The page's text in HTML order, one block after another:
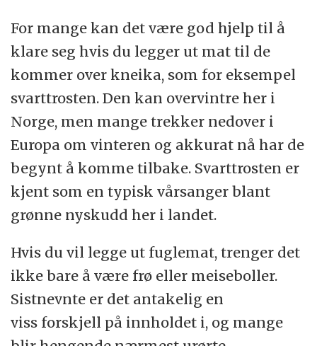
For mange kan det være god hjelp til å
klare seg hvis du legger ut mat til de
kommer over kneika, som for eksempel
svarttrosten. Den kan overvintre her i
Norge, men mange trekker nedover i
Europa om vinteren og akkurat nå har de
begynt å komme tilbake. Svarttrosten er
kjent som en typisk vårsanger blant
grønne nyskudd her i landet.
Hvis du vil legge ut fuglemat, trenger det
ikke bare å være frø eller meiseboller.
Sistnevnte er det antakelig en
viss forskjell på innholdet i, og mange